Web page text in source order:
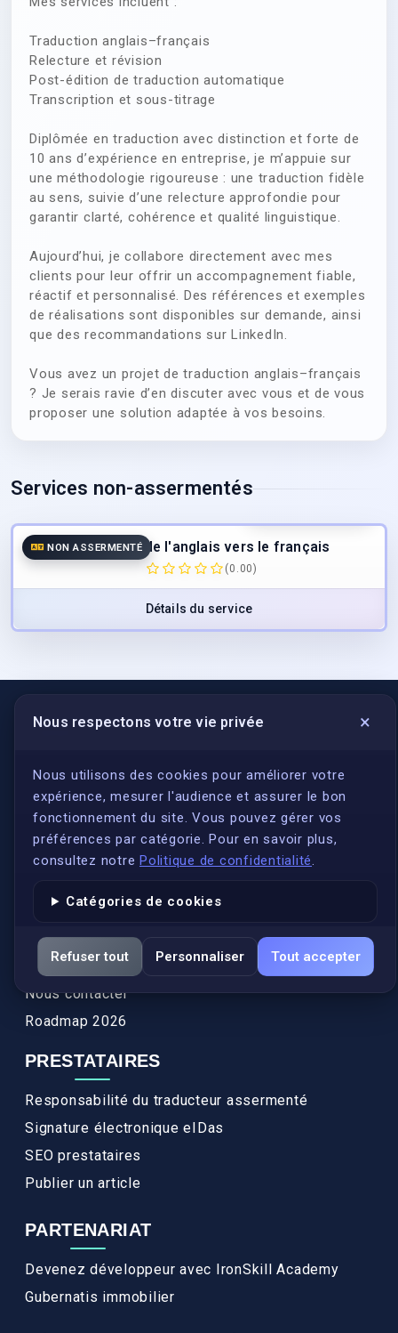
Traduction anglais–français
Relecture et révision
Post-édition de traduction automatique
Transcription et sous-titrage
Diplômée en traduction avec distinction et forte de
10 ans d’expérience en entreprise, je m’appuie sur
une méthodologie rigoureuse : une traduction fidèle
au sens, suivie d’une relecture approfondie pour
garantir clarté, cohérence et qualité linguistique.
Aujourd’hui, je collabore directement avec mes
clients pour leur offrir un accompagnement fiable,
réactif et personnalisé. Des références et exemples
de réalisations sont disponibles sur demande, ainsi
que des recommandations sur LinkedIn.
Vous avez un projet de traduction anglais–français
? Je serais ravie d’en discuter avec vous et de vous
proposer une solution adaptée à vos besoins.
Services non-assermentés
NON ASSERMENTÉ
Traduction de l'anglais vers le français
(0.00)
Détails du service
Nous respectons votre vie privée ×
Nous utilisons des cookies pour améliorer votre
expérience, mesurer l'audience et assurer le bon
fonctionnement du site. Vous pouvez gérer vos
préférences par catégorie. Pour en savoir plus,
consultez notre Politique de confidentialité.
Catégories de cookies
Refuser tout Personnaliser Tout accepter
LIENS UTILES
S'inscrire
Qui sommes-nous ?
Conformité
Annuaires des traducteurs assermentés
Actualités
Services
FAQ
Nous contacter
Roadmap 2026
PRESTATAIRES
Responsabilité du traducteur assermenté
Signature électronique eIDas
SEO prestataires
Publier un article
PARTENARIAT
Devenez développeur avec IronSkill Academy
Gubernatis immobilier